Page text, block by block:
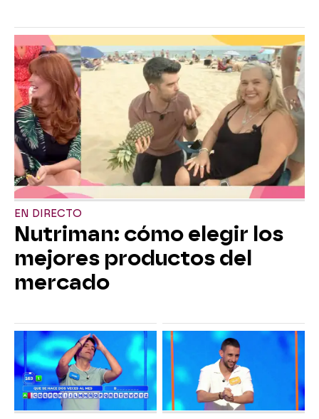
EN DIRECTO
Nutriman: cómo elegir los
mejores productos del
mercado